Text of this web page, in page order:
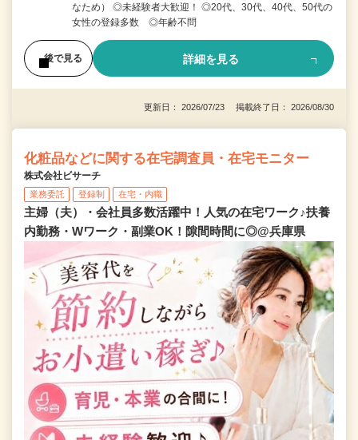
なため） ◎未経験者大歓迎！ ◎20代、30代、40代、50代の
女性の登録多数 ◎年齢不問
後で見る 詳細を見る
更新日： 2026/07/23 掲載終了日： 2026/08/30
化粧品などに関する在宅調査員・在宅モニター
株式会社ビサーチ
業務委託 登録制 在宅・内職
主婦（夫）・会社員多数活躍中！人気の在宅ワーク♪扶養
内勤務・Wワーク・副業OK！隙間時間に◎@兵庫県